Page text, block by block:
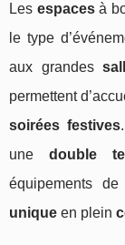
Les espacesà
le type
aux grandes
permettent
soirées festives
unedouble
équipements
unique en plein